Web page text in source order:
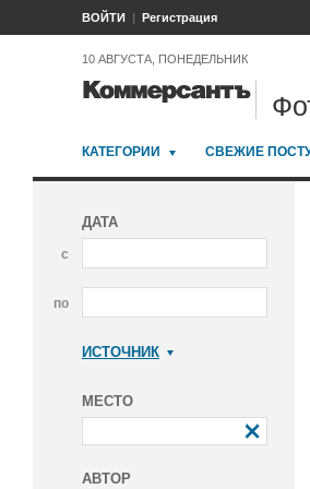
ВОЙТИ Регистрация
10 АВГУСТА, ПОНЕДЕЛЬНИК
КАТЕГОРИИ СВЕЖИЕ
ДАТА
с
по
ИСТОЧНИК
МЕСТО
АВТОР